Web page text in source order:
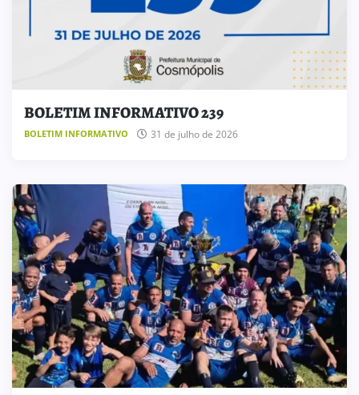
BOLETIM INFORMATIVO 239
BOLETIM INFORMATIVO 31 de julho de 2026